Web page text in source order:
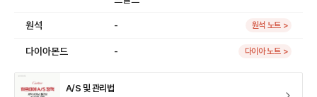
원석 - 원석 노트 >
다이아몬드 - 다이아 노트 >
A/S 및 관리법